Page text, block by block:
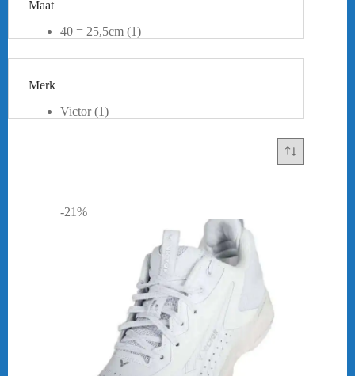
-21%
Maat
40 = 25,5cm (1)
45,5 = 29,5cm (1)
Merk
Victor (1)